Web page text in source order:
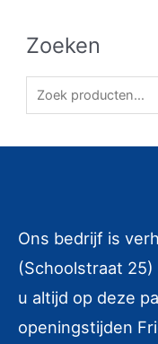
Zoeken
Zoeken naar:
Ons bedrijf is
(Schoolstraat
u altijd op deze
openingstijden